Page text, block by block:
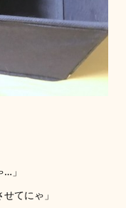
」
てにゃ」